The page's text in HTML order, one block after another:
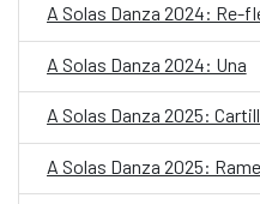
A Solas Danza 2024: Re-
A Solas Danza 2024: Una
A Solas Danza 2025:
A Solas Danza 2025: